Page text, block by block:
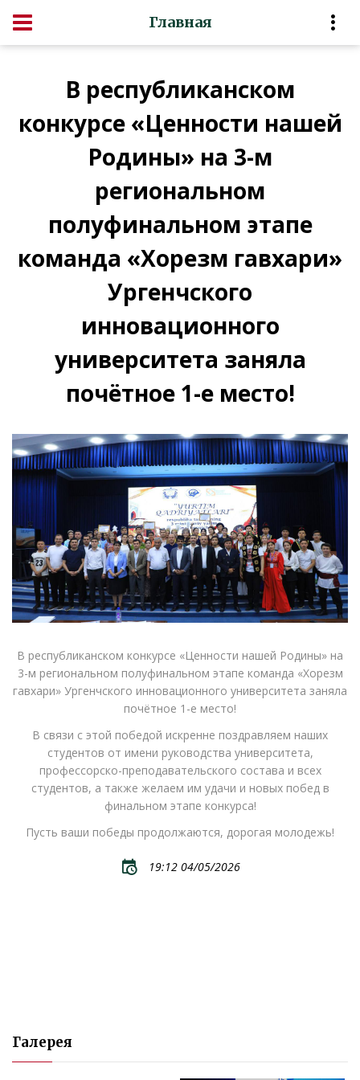
Главная
В республиканском
конкурсе «Ценности нашей
Родины» на 3-м
региональном
полуфинальном этапе
команда «Хорезм гавхари»
Ургенчского
инновационного
университета заняла
почётное 1-е место!
В республиканском конкурсе «Ценности нашей Родины» на
3-м региональном полуфинальном этапе команда «Хорезм
гавхари» Ургенчского инновационного университета заняла
почётное 1-е место!
В связи с этой победой искренне поздравляем наших
студентов от имени руководства университета,
профессорско-преподавательского состава и всех
студентов, а также желаем им удачи и новых побед в
финальном этапе конкурса!
Пусть ваши победы продолжаются, дорогая молодежь!
19:12 04/05/2026
Галерея